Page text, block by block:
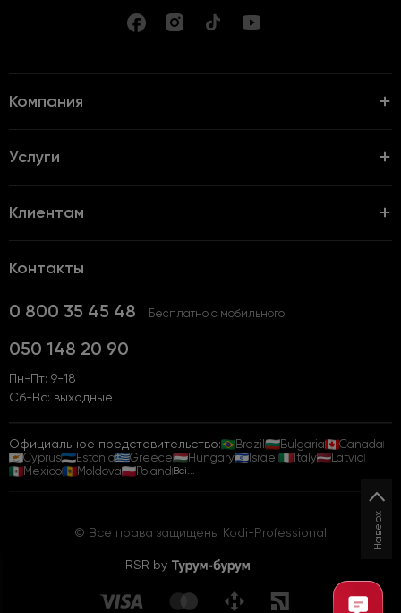
Компания
Услуги
Клиентам
Контакты
0 800 35 45 48 Бесплатно с мобильного!
050 148 20 90
Пн-Пт: 9-18
Сб-Вс: выходные
Официальное представительство: Brazil Bulgaria
Canada
Cyprus
Estonia Greece Hungary Israel Italy
Latvia
Mexico
Moldova PolandВсі...
© Все права защищены Kodi-Professional
RSR by
Наверх